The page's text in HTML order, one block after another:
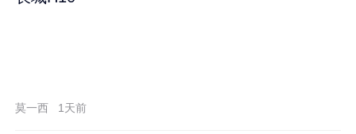
莫一西 1天前